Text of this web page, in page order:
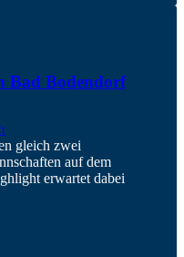
Bad Bodendorf
gleich zwei
auf dem
erwartet dabei